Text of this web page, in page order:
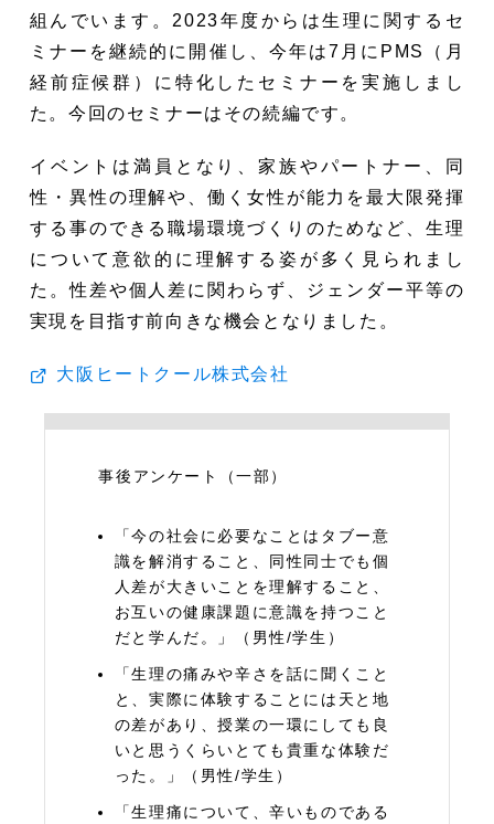
組んでいます。2023年度からは生理に関するセ
ミナーを継続的に開催し、今年は7月にPMS（月
経前症候群）に特化したセミナーを実施しまし
た。今回のセミナーはその続編です。
イベントは満員となり、家族やパートナー、同
性・異性の理解や、働く女性が能力を最大限発揮
する事のできる職場環境づくりのためなど、生理
について意欲的に理解する姿が多く見られまし
た。性差や個人差に関わらず、ジェンダー平等の
実現を目指す前向きな機会となりました。
大阪ヒートクール株式会社
事後アンケート（一部）
「今の社会に必要なことはタブー意
識を解消すること、同性同士でも個
人差が大きいことを理解すること、
お互いの健康課題に意識を持つこと
だと学んだ。」（男性/学生）
「生理の痛みや辛さを話に聞くこと
と、実際に体験することには天と地
の差があり、授業の一環にしても良
いと思うくらいとても貴重な体験だ
った。」（男性/学生）
「生理痛について、辛いものである